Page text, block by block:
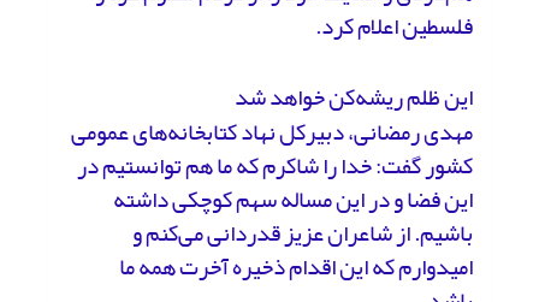
فلسطین اعلام کرد.
این ظلم ریشه‌کن خواهد شد
مهدی رمضانی، دبیرکل نهاد کتابخانه‌های عمومی
کشور گفت: خدا را شاکرم که ما هم توانستیم در
این فضا و در این مساله سهم کوچکی داشته
باشیم. از شاعران عزیز قدردانی می‌کنم و
امیدوارم که این اقدام ذخیره آخرت همه ما